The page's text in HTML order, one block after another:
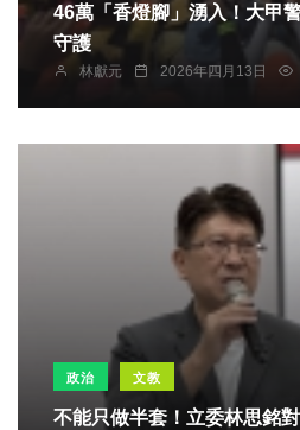
46萬「香燈腳」湧入！大甲
守護
林獻元 2026年四月13日
政治 文教
不能只做半套！立委林思銘對